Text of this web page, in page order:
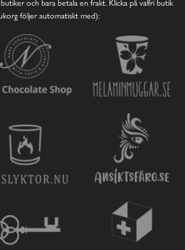
och bara betala en frakt. Klicka på valfri butik
följer automatiskt med):